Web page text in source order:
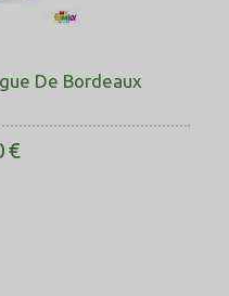
De Bordeaux
€